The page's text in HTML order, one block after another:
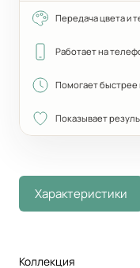
Передача цвета и
Работает на
Помогает быстрее
Показывает
Характеристики
Коллекция